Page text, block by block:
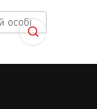
особі